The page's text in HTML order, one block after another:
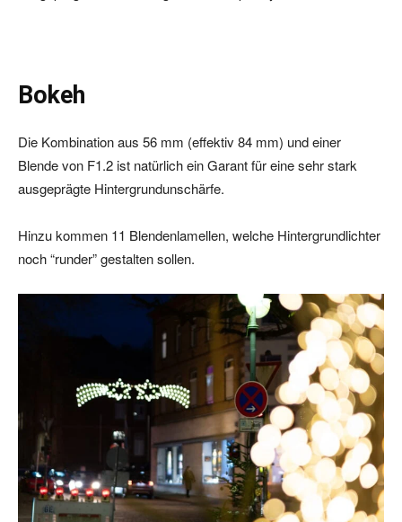
Bokeh
Die Kombination aus 56 mm (effektiv 84 mm) und einer
Blende von F1.2 ist natürlich ein Garant für eine sehr stark
ausgeprägte Hintergrundunschärfe.
Hinzu kommen 11 Blendenlamellen, welche Hintergrundlichter
noch “runder” gestalten sollen.